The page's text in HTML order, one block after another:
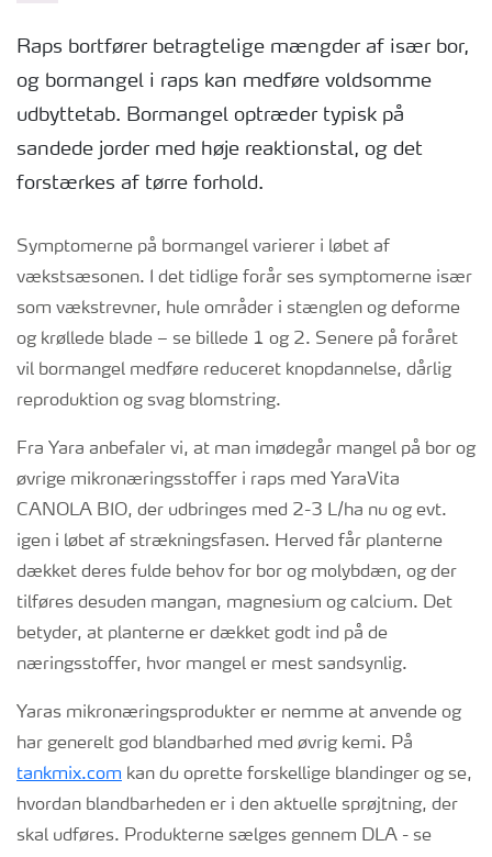
Raps bortfører betragtelige mængder af især bor,
og bormangel i raps kan medføre voldsomme
udbyttetab. Bormangel optræder typisk på
sandede jorder med høje reaktionstal, og det
forstærkes af tørre forhold.
Symptomerne på bormangel varierer i løbet af
vækstsæsonen. I det tidlige forår ses symptomerne især
som vækstrevner, hule områder i stænglen og deforme
og krøllede blade – se billede 1 og 2. Senere på foråret
vil bormangel medføre reduceret knopdannelse, dårlig
reproduktion og svag blomstring.
Fra Yara anbefaler vi, at man imødegår mangel på bor og
øvrige mikronæringsstoffer i raps med YaraVita
CANOLA BIO, der udbringes med 2-3 L/ha nu og evt.
igen i løbet af strækningsfasen. Herved får planterne
dækket deres fulde behov for bor og molybdæn, og der
tilføres desuden mangan, magnesium og calcium. Det
betyder, at planterne er dækket godt ind på de
næringsstoffer, hvor mangel er mest sandsynlig.
Yaras mikronæringsprodukter er nemme at anvende og
har generelt god blandbarhed med øvrig kemi. På
tankmix.com kan du oprette forskellige blandinger og se,
hvordan blandbarheden er i den aktuelle sprøjtning, der
skal udføres. Produkterne sælges gennem DLA - se